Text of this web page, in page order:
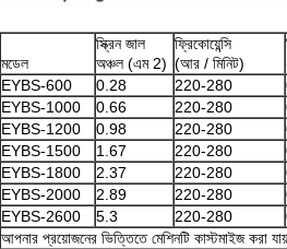
মডেল
স্ক্রিন জাল
অঞ্চল (এম 2)
ফ্রিকোয়েন্সি
(আর / মিনিট)
EYBS-600
0.28 220-280
EYBS-1000
0.66 220-280
EYBS-1200
0.98 220-280
EYBS-1500
1.67 220-280
EYBS-1800
2.37 220-280
EYBS-2000
2.89 220-280
EYBS-2600
5.3 220-280
আপনার প্রয়োজনের ভিত্তিতে মেশিনটি কাস্টমাইজ করা যায়